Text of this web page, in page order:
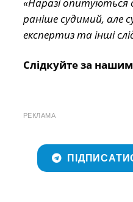
раніше судимий, але
експертиз та інші
Слідкуйте за
РЕКЛАМА